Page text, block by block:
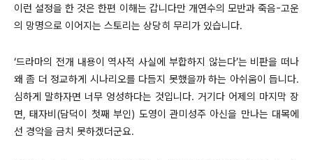
이런 설정을 한 것은 한편 이해는 갑니다만 개연수의 모반과 죽음-고운
의 망명으로 이어지는 스토리는 상당히 무리가 있습니다.
‘드라마의 전개 내용이 역사적 사실에 부합하지 않는다’는 비판을 떠나
왜 좀 더 정교하게 시나리오를 다듬지 못했을까 하는 아쉬움이 듭니다.
심하게 말하자면 너무 엉성하다는 것입니다. 거기다 어제의 마지막 장
면, 태자비(담덕이 첫째 부인) 도영이 관미성주 아신을 만나는 대목에
선 경악을 금치 못하겠더군요.